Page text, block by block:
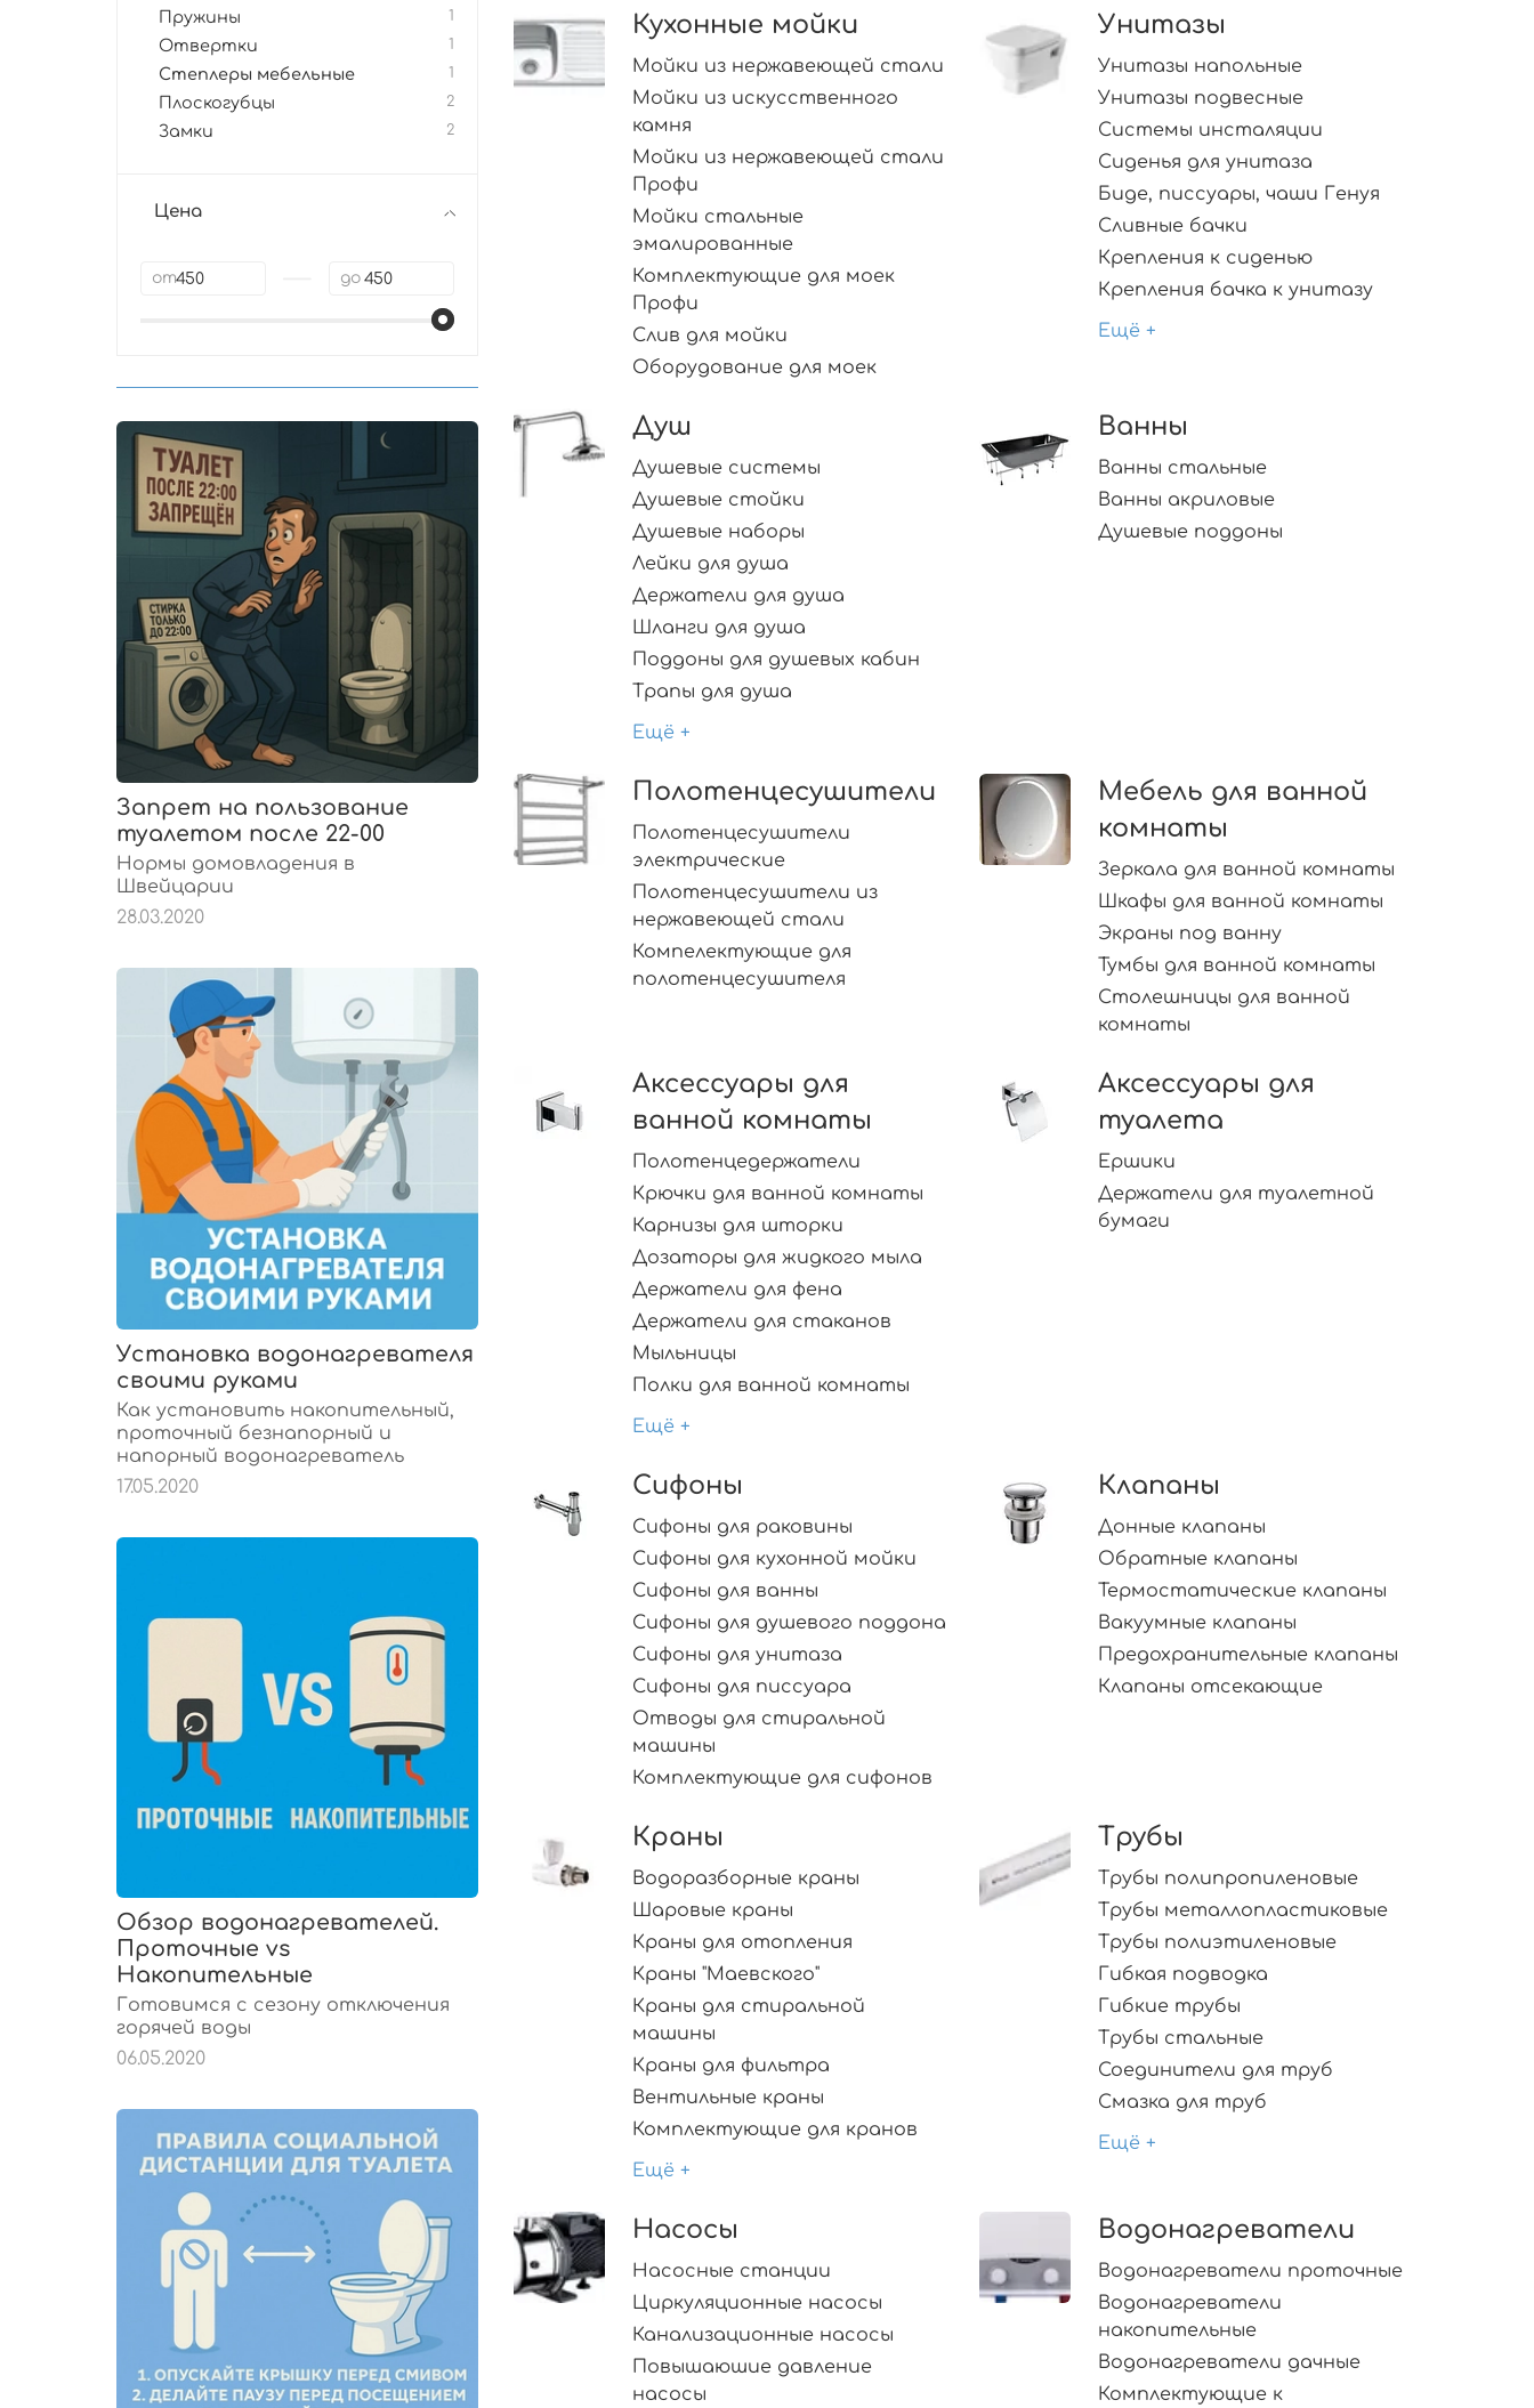
Кухонные мойки
Мойки из нержавеющей стали
Мойки из искусственного
камня
Мойки из нержавеющей стали
Профи
Мойки стальные
эмалированные
Комплектующие для моек
Профи
Слив для мойки
Оборудование для моек
Унитазы
Унитазы напольные
Унитазы подвесные
Системы инсталяции
Сиденья для унитаза
Биде, писсуары, чаши Генуя
Сливные бачки
Крепления к сиденью
Крепления бачка к унитазу
Ещё +
Душ
Душевые системы
Душевые стойки
Душевые наборы
Лейки для душа
Держатели для душа
Шланги для душа
Поддоны для душевых кабин
Трапы для душа
Ещё +
Ванны
Ванны стальные
Ванны акриловые
Душевые поддоны
Полотенцесушители
Полотенцесушители
электрические
Полотенцесушители из
нержавеющей стали
Компелектующие для
полотенцесушителя
Мебель для ванной
комнаты
Зеркала для ванной комнаты
Шкафы для ванной комнаты
Экраны под ванну
Тумбы для ванной комнаты
Столешницы для ванной
комнаты
Аксессуары для
ванной комнаты
Полотенцедержатели
Крючки для ванной комнаты
Карнизы для шторки
Дозаторы для жидкого мыла
Держатели для фена
Держатели для стаканов
Мыльницы
Полки для ванной комнаты
Ещё +
Аксессуары для
туалета
Ершики
Держатели для туалетной
бумаги
Сифоны
Сифоны для раковины
Сифоны для кухонной мойки
Сифоны для ванны
Сифоны для душевого поддона
Сифоны для унитаза
Сифоны для писсуара
Отводы для стиральной
машины
Комплектующие для сифонов
Клапаны
Донные клапаны
Обратные клапаны
Термостатические клапаны
Вакуумные клапаны
Предохранительные клапаны
Клапаны отсекающие
Краны
Водоразборные краны
Шаровые краны
Краны для отопления
Краны "Маевского"
Краны для стиральной
машины
Краны для фильтра
Вентильные краны
Комплектующие для кранов
Ещё +
Трубы
Трубы полипропиленовые
Трубы металлопластиковые
Трубы полиэтиленовые
Гибкая подводка
Гибкие трубы
Трубы стальные
Соединители для труб
Смазка для труб
Ещё +
Насосы
Насосные станции
Циркуляционные насосы
Канализационные насосы
Повышаюшие давление
насосы
Водонагреватели
Водонагреватели проточные
Водонагреватели
накопительные
Водонагреватели дачные
Комплектующие к
Пружины 1
Отвертки 1
Степлеры мебельные 1
Плоскогубцы 2
Замки 2
Цена
от до
Запрет на пользование
туалетом после 22-00
Нормы домовладения в
Швейцарии
28.03.2020
Установка водонагревателя
своими руками
Как установить накопительный,
проточный безнапорный и
напорный водонагреватель
17.05.2020
Обзор водонагревателей.
Проточные vs
Накопительные
Готовимся с сезону отключения
горячей воды
06.05.2020